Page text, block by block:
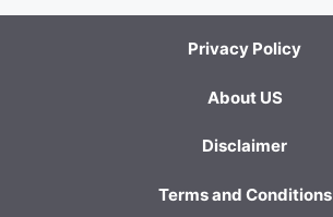
Privacy Policy
About US
Disclaimer
Terms and Conditions